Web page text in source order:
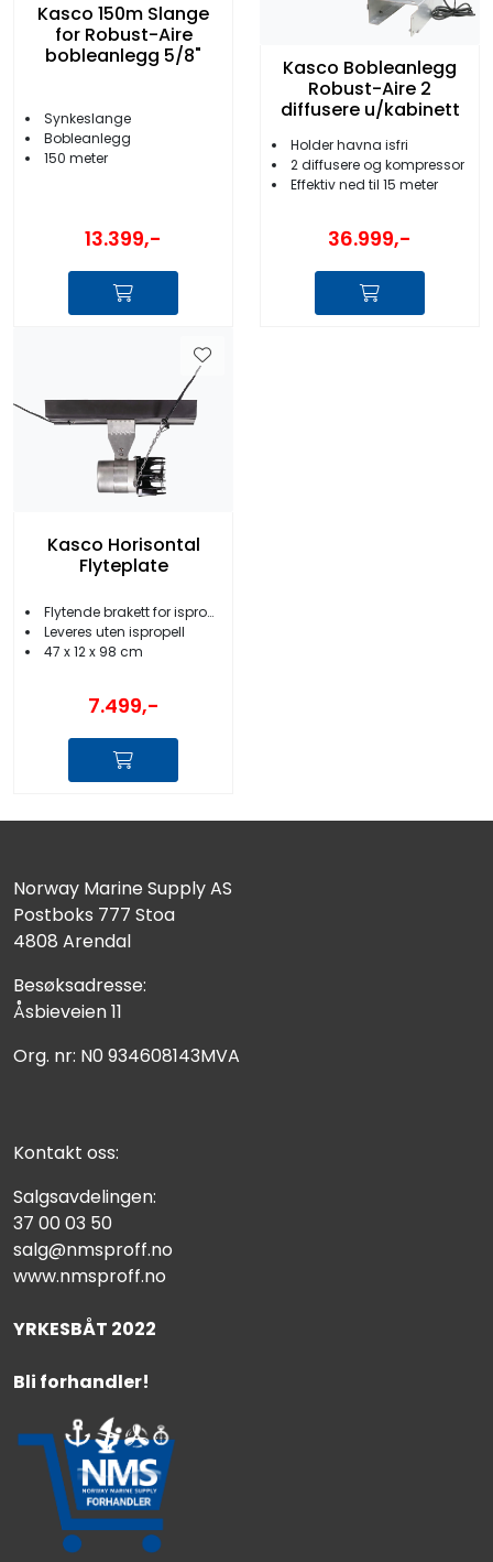
Kasco 150m Slange
for Robust-Aire
bobleanlegg 5/8"
Synkeslange
Bobleanlegg
150 meter
13.399,-
Kasco Bobleanlegg
Robust-Aire 2
diffusere u/kabinett
Holder havna isfri
2 diffusere og kompressor
Effektiv ned til 15 meter
36.999,-
Kasco Horisontal
Flyteplate
Flytende brakett for ispropell
Leveres uten ispropell
47 x 12 x 98 cm
7.499,-
Norway Marine Supply AS
Postboks 777 Stoa
4808 Arendal
Besøksadresse:
Åsbieveien 11
Org. nr: N0 934608143MVA
Kontakt oss:
Salgsavdelingen:
37 00 03 50
salg@nmsproff.no
www.nmsproff.no
YRKESBÅT 2022
Bli forhandler!